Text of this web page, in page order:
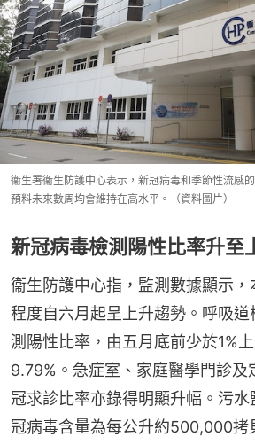
衞生署衞生防護中心表示，新冠病毒和季節性流感
預料未來數周均會維持在高水平。（資料圖片）
新冠病毒檢測陽性比率升至
衞生防護中心指，監測數據顯示
程度自六月起呈上升趨勢。呼吸
測陽性比率，由五月底前少於1%
9.79%。急症室、家庭醫學門診及
冠求診比率亦錄得明顯升幅。污
冠病毒含量為每公升約500,000拷